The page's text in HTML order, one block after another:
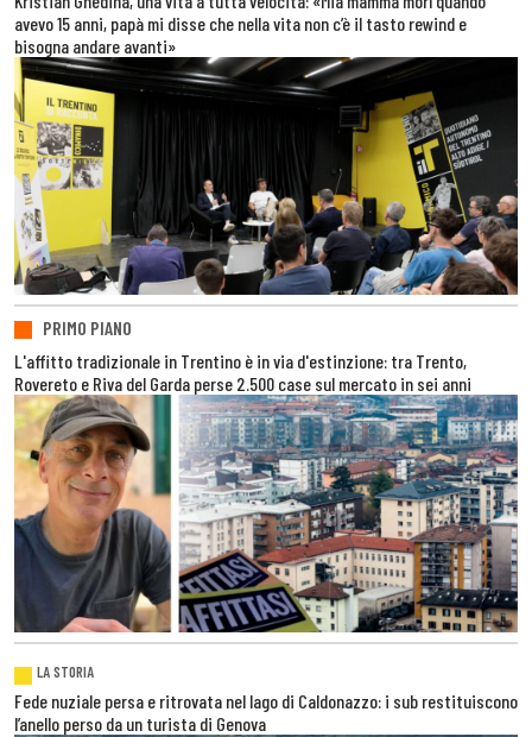
avevo 15 anni, papà mi disse che nella vita non c’è il tasto rewind e
bisogna andare avanti»
PRIMO PIANO
L'affitto tradizionale in Trentino è in via d'estinzione: tra Trento,
Rovereto e Riva del Garda perse 2.500 case sul mercato in sei anni
LA STORIA
Fede nuziale persa e ritrovata nel lago di Caldonazzo: i sub restituiscono
l’anello perso da un turista di Genova